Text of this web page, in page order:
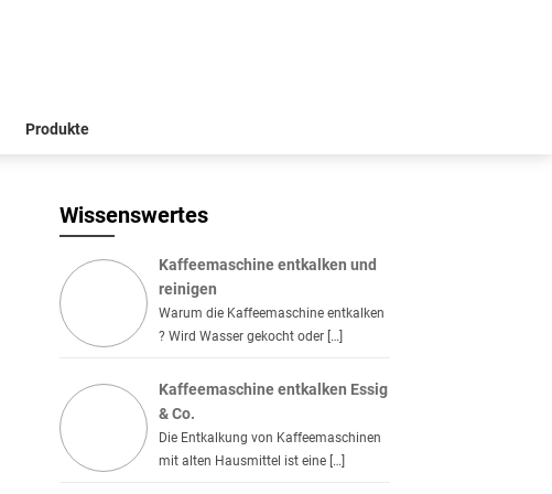
Produkte
Wissenswertes
Kaffeemaschine entkalken und
reinigen
Warum die Kaffeemaschine entkalken
? Wird Wasser gekocht oder […]
Kaffeemaschine entkalken Essig
& Co.
Die Entkalkung von Kaffeemaschinen
mit alten Hausmittel ist eine […]